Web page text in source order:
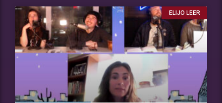
ELIJO LEER